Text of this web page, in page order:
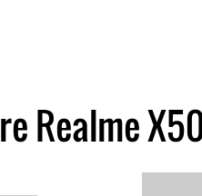
Realme